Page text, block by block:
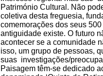
Património Cultural. Não
coletiva desta freguesia,
comemorações dos seus
antiguidade existe. O futuro
acontecer se a comunidade
isso, um grupo de pessoas,
suas investigações/
Paisagem têm-se dedicado